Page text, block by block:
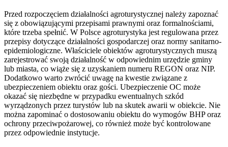
Przed rozpoczęciem działalności agroturystycznej należy zapoznać
się z obowiązującymi przepisami prawnymi oraz formalnościami,
które trzeba spełnić. W Polsce agroturystyka jest regulowana przez
przepisy dotyczące działalności gospodarczej oraz normy sanitarno-
epidemiologiczne. Właściciele obiektów agroturystycznych muszą
zarejestrować swoją działalność w odpowiednim urzędzie gminy
lub miasta, co wiąże się z uzyskaniem numeru REGON oraz NIP.
Dodatkowo warto zwrócić uwagę na kwestie związane z
ubezpieczeniem obiektu oraz gości. Ubezpieczenie OC może
okazać się niezbędne w przypadku ewentualnych szkód
wyrządzonych przez turystów lub na skutek awarii w obiekcie. Nie
można zapominać o dostosowaniu obiektu do wymogów BHP oraz
ochrony przeciwpożarowej, co również może być kontrolowane
przez odpowiednie instytucje.